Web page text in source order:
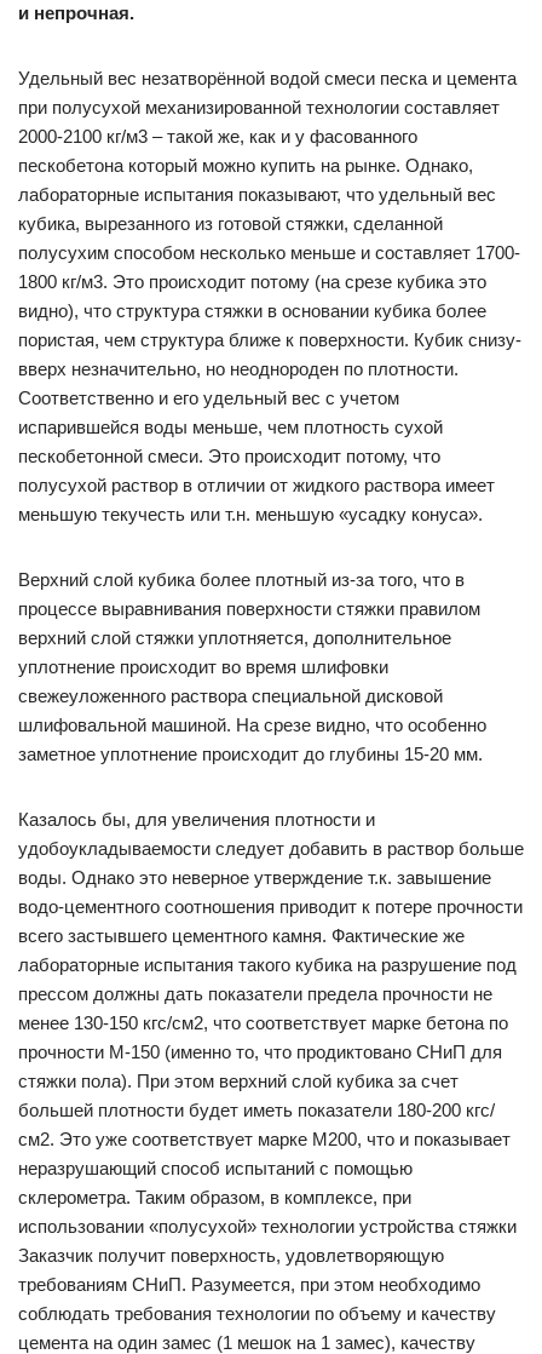
и непрочная.
Удельный вес незатворённой водой смеси песка и цемента
при полусухой механизированной технологии составляет
2000-2100 кг/м3 – такой же, как и у фасованного
пескобетона который можно купить на рынке. Однако,
лабораторные испытания показывают, что удельный вес
кубика, вырезанного из готовой стяжки, сделанной
полусухим способом несколько меньше и составляет 1700-
1800 кг/м3. Это происходит потому (на срезе кубика это
видно), что структура стяжки в основании кубика более
пористая, чем структура ближе к поверхности. Кубик снизу-
вверх незначительно, но неоднороден по плотности.
Соответственно и его удельный вес с учетом
испарившейся воды меньше, чем плотность сухой
пескобетонной смеси. Это происходит потому, что
полусухой раствор в отличии от жидкого раствора имеет
меньшую текучесть или т.н. меньшую «усадку конуса».
Верхний слой кубика более плотный из-за того, что в
процессе выравнивания поверхности стяжки правилом
верхний слой стяжки уплотняется, дополнительное
уплотнение происходит во время шлифовки
свежеуложенного раствора специальной дисковой
шлифовальной машиной. На срезе видно, что особенно
заметное уплотнение происходит до глубины 15-20 мм.
Казалось бы, для увеличения плотности и
удобоукладываемости следует добавить в раствор больше
воды. Однако это неверное утверждение т.к. завышение
водо-цементного соотношения приводит к потере прочности
всего застывшего цементного камня. Фактические же
лабораторные испытания такого кубика на разрушение под
прессом должны дать показатели предела прочности не
менее 130-150 кгс/см2, что соответствует марке бетона по
прочности М-150 (именно то, что продиктовано СНиП для
стяжки пола). При этом верхний слой кубика за счет
большей плотности будет иметь показатели 180-200 кгс/
см2. Это уже соответствует марке М200, что и показывает
неразрушающий способ испытаний с помощью
склерометра. Таким образом, в комплексе, при
использовании «полусухой» технологии устройства стяжки
Заказчик получит поверхность, удовлетворяющую
требованиям СНиП. Разумеется, при этом необходимо
соблюдать требования технологии по объему и качеству
цемента на один замес (1 мешок на 1 замес), качеству